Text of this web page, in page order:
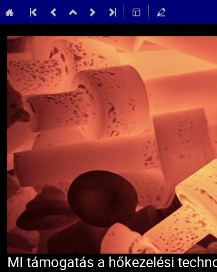
MI támogatás a hőkezelési